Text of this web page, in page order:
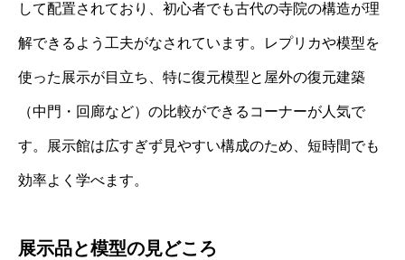
して配置されており、初心者でも古代の寺院の構造が理
解できるよう工夫がなされています。レプリカや模型を
使った展示が目立ち、特に復元模型と屋外の復元建築
（中門・回廊など）の比較ができるコーナーが人気で
す。展示館は広すぎず見やすい構成のため、短時間でも
効率よく学べます。
展示品と模型の見どころ